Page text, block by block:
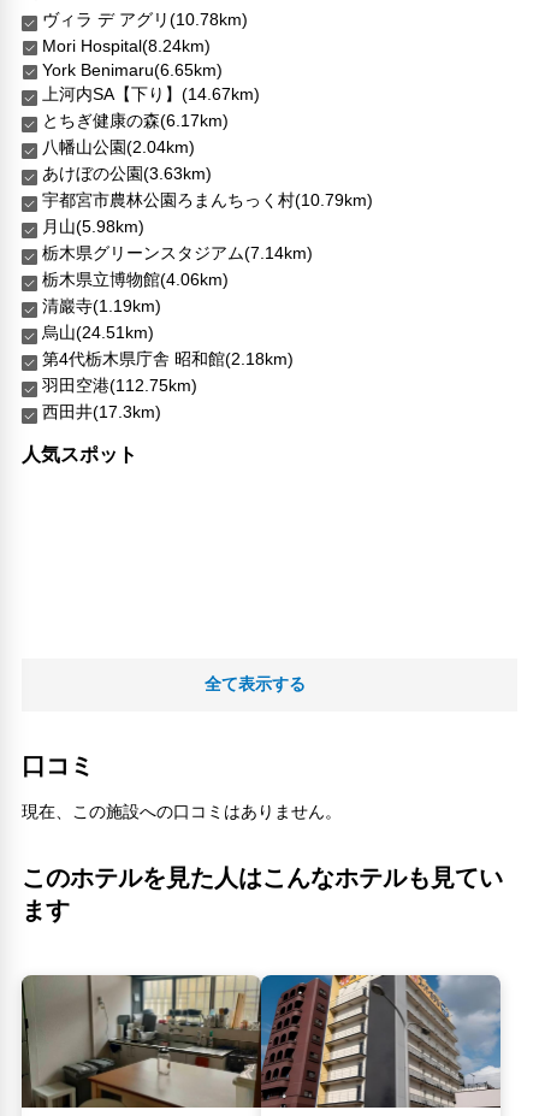
ヴィラ デ アグリ(10.78km)
Mori Hospital(8.24km)
York Benimaru(6.65km)
上河内SA【下り】(14.67km)
とちぎ健康の森(6.17km)
八幡山公園(2.04km)
あけぼの公園(3.63km)
宇都宮市農林公園ろまんちっく村(10.79km)
月山(5.98km)
栃木県グリーンスタジアム(7.14km)
栃木県立博物館(4.06km)
清巖寺(1.19km)
烏山(24.51km)
第4代栃木県庁舎 昭和館(2.18km)
羽田空港(112.75km)
西田井(17.3km)
人気スポット
全て表示する
口コミ
現在、この施設への口コミはありません。
このホテルを見た人はこんなホテルも見てい
ます